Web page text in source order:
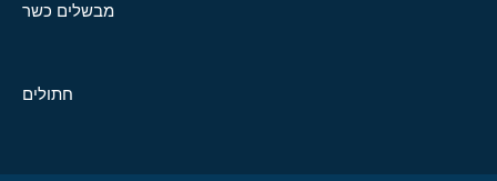
מבשלים כשר
חתולים